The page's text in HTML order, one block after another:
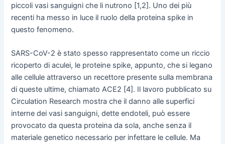
piccoli vasi sanguigni che li nutrono [1,2]. Uno dei più
recenti ha messo in luce il ruolo della proteina spike in
questo fenomeno.
SARS-CoV-2 è stato spesso rappresentato come un riccio
ricoperto di aculei, le proteine spike, appunto, che si legano
alle cellule attraverso un recettore presente sulla membrana
di queste ultime, chiamato ACE2 [4]. Il lavoro pubblicato su
Circulation Research mostra che il danno alle superfici
interne dei vasi sanguigni, dette endoteli, può essere
provocato da questa proteina da sola, anche senza il
materiale genetico necessario per infettare le cellule. Ma